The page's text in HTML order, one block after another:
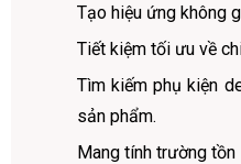
Tạo hiệu ứng không
Tiết kiệm tối ưu về
Tìm kiếm phụ kiện
sản phẩm.
Mang tính trường tồn